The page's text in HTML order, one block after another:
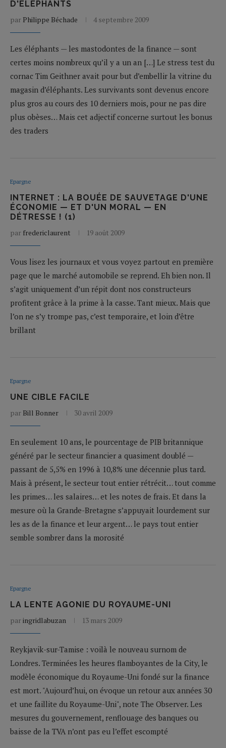
D'ÉLÉPHANTS
par Philippe Béchade 4 septembre 2009
Les éléphants — les mastodontes de la finance — sont
certes moins nombreux qu’il y a un an […] Le stress test du
cornac Tim Geithner avait pour but d’embellir la vitrine du
magasin d’éléphants. Les survivants sont devenus encore
plus gros au cours des 10 derniers mois, pour ne pas dire
plus obèses… Mais cet adjectif concerne surtout les bonus
des traders
Epargne
INTERNET : LA BOUÉE DE SAUVETAGE D'UNE
ÉCONOMIE — ET D'UN MORAL — EN
DÉTRESSE ! (1)
par fredericlaurent 19 août 2009
Vous lisez les journaux et vous voyez partout en première
page que le marché automobile se reprend. Eh bien non. Il
s’agit uniquement d’un répit dont nos constructeurs
profitent grâce à la prime à la casse. Tant mieux. Mais que
l’on ne s’y trompe pas, c’est temporaire, et loin d’être
brillant
Epargne
UNE CIBLE FACILE
par Bill Bonner 30 avril 2009
En seulement 10 ans, le pourcentage de PIB britannique
généré par le secteur financier a quasiment doublé —
passant de 5,5% en 1996 à 10,8% une décennie plus tard.
Mais à présent, le secteur tout entier rétrécit… tout comme
les primes… les salaires… et les notes de frais. Et dans la
mesure où la Grande-Bretagne s’appuyait lourdement sur
les as de la finance et leur argent… le pays tout entier
semble sombrer dans la morosité
Epargne
LA LENTE AGONIE DU ROYAUME-UNI
paringridlabuzan 13 mars 2009
Reykjavik-sur-Tamise : voilà le nouveau surnom de
Londres. Terminées les heures flamboyantes de la City, le
modèle économique du Royaume-Uni fondé sur la finance
est mort. "Aujourd’hui, on évoque un retour aux années 30
et une faillite du Royaume-Uni", note The Observer. Les
mesures du gouvernement, renflouage des banques ou
baisse de la TVA n’ont pas eu l’effet escompté